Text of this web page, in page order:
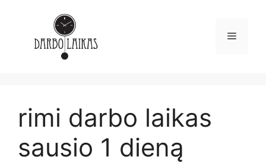
rimi darbo laikas
sausio 1 dieną